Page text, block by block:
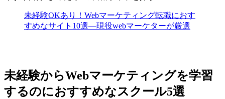
未経験OKあり！Webマーケティング転職におす
すめなサイト10選―現役webマーケターが厳選
未経験からWebマーケティングを学習
するのにおすすめなスクール5選